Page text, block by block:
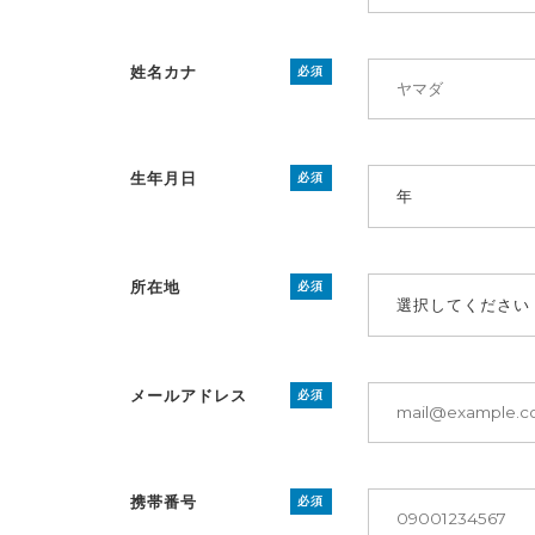
姓名カナ 必須
生年月日 必須
年
所在地 必須
選択してください
メールアドレス 必須
携帯番号 必須